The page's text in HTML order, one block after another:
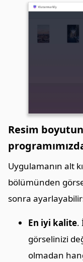
Resim
Uygulamanın alt
bölümünden
sonra
En iyi kalite.
görselinizi
olmadan